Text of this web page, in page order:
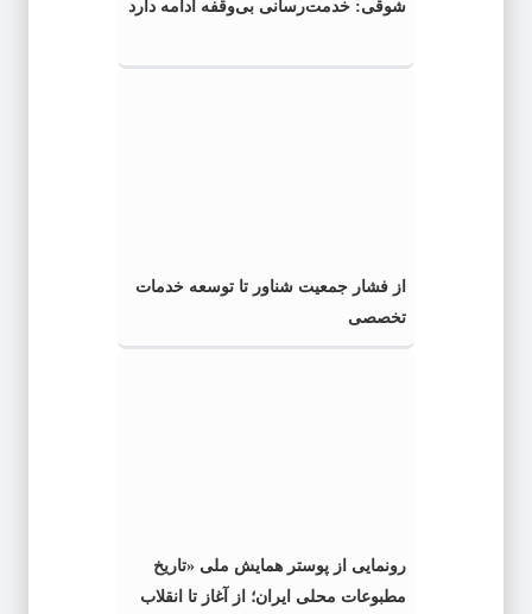
شوقی: خدمت‌رسانی بی‌وقفه ادامه دارد
از فشار جمعیت شناور تا توسعه خدمات
تخصصی
رونمایی از پوستر همایش ملی «تاریخ
مطبوعات محلی ایران؛ از آغاز تا انقلاب